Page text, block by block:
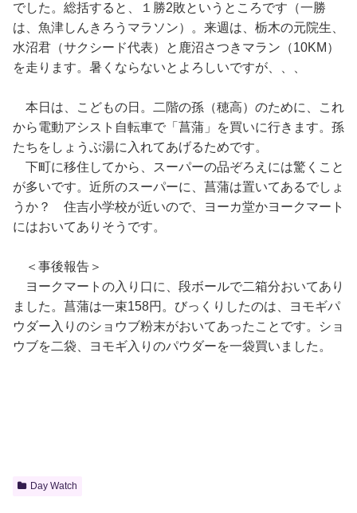
でした。総括すると、１勝2敗というところです（一勝
は、魚津しんきろうマラソン）。来週は、栃木の元院生、
水沼君（サクシード代表）と鹿沼さつきマラン（10KM）
を走ります。暑くならないとよろしいですが、、、
本日は、こどもの日。二階の孫（穂高）のために、これ
から電動アシスト自転車で「菖蒲」を買いに行きます。孫
たちをしょうぶ湯に入れてあげるためです。
下町に移住してから、スーパーの品ぞろえには驚くこと
が多いです。近所のスーパーに、菖蒲は置いてあるでしょ
うか？ 住吉小学校が近いので、ヨーカ堂かヨークマート
にはおいてありそうです。
＜事後報告＞
ヨークマートの入り口に、段ボールで二箱分おいてあり
ました。菖蒲は一束158円。びっくりしたのは、ヨモギパ
ウダー入りのショウブ粉末がおいてあったことです。ショ
ウブを二袋、ヨモギ入りのパウダーを一袋買いました。
Day Watch